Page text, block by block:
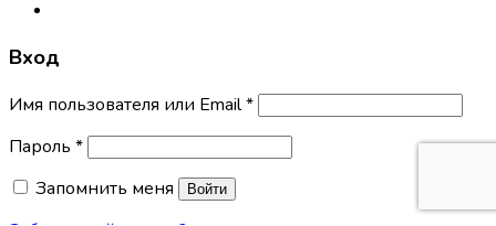
Вход
Имя пользователя или Email*
Пароль *
Запомнить меня
Войти